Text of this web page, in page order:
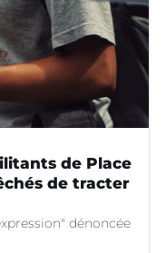
de Place
de tracter
dénoncée